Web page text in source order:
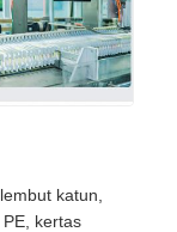
katun,
kertas